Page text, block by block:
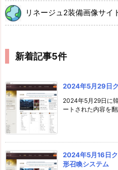
リネージュ2装備画像サイ
新着記事5件
2024年5月29日
2024年5月29日に
ートされた内容を
2024年5月16日ク
形召喚システム